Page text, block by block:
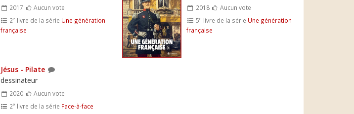
2017
Aucun vote
2e livre de la série Une génération
française
2018
Aucun vote
5e livre de la série Une génération
française
Jésus - Pilate
dessinateur
2020
Aucun vote
2e livre de la série Face-à-face